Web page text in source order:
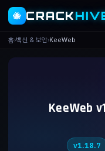
🐝 CRACK
홈›백신 & 보안›KeeWeb
KeeWeb
v1.18.7